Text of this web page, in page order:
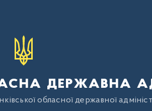
державна
обласної державної